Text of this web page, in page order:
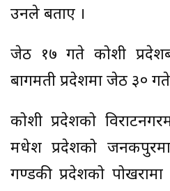
उनले बताए ।
जेठ १७ गते कोशी
बागमती प्रदेशमा जेठ ३०
कोशी प्रदेशको
मधेश प्रदेशको
गण्डकी प्रदेशको